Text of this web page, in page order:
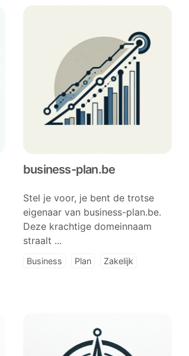
business-plan.be
Stel je voor, je bent de trotse
eigenaar van business-plan.be.
Deze krachtige domeinnaam
straalt ...
Business Plan Zakelijk